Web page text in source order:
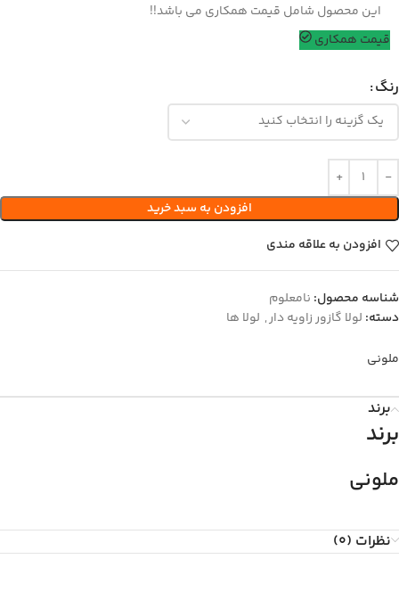
این محصول شامل قیمت همکاری می باشد!!
قیمت همکاری
رنگ
افزودن به سبد خرید
افزودن به علاقه مندی
شناسه محصول: نامعلوم
دسته: لولا گازور زاویه دار, لولا ها
ملونی
برند
برند
ملونی
نظرات (0)